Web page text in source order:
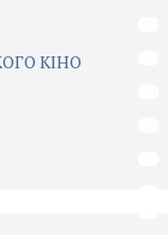
КІНО